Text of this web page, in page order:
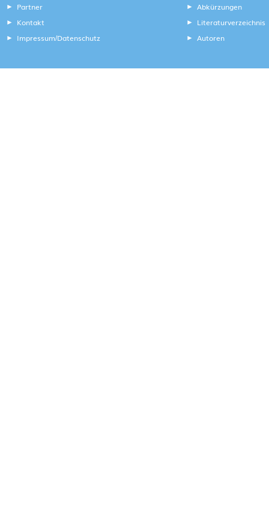
Partner
Kontakt
Impressum/Datenschutz
Abkürzungen
Literaturverzeichnis
Autoren